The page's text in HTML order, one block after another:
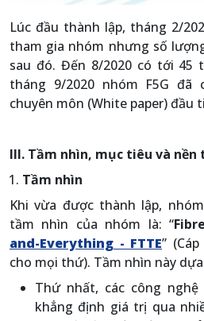
Lúc đầu thành lập, tháng 2/
tham gia nhóm nhưng số
sau đó. Đến 8/2020 có tới 45
tháng 9/2020 nhóm F5G đã
chuyên môn (White paper) đầu
III. Tầm nhìn, mục tiêu và nền
Tầm nhìn
Khi vừa được thành lập,
tầm nhìn của nhóm là: “
and-Everything - FTTE”
cho mọi thứ). Tầm nhìn này
Thứ nhất, các công
khẳng định giá trị qua